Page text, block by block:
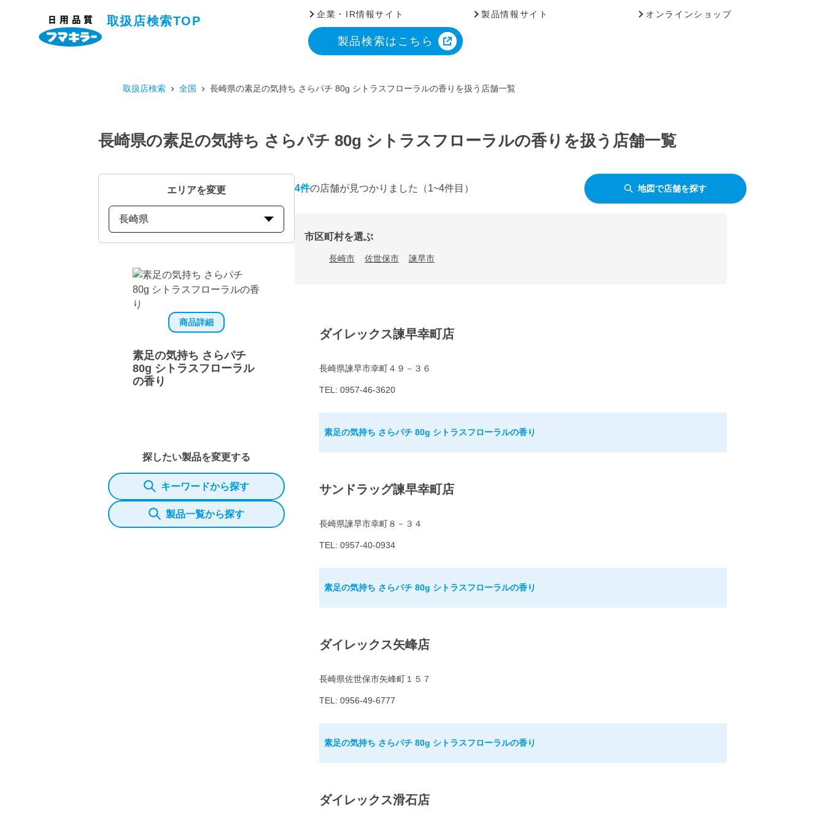
取扱店検索TOP
企業・IR情報サイト 製品情報サイト オンラインショップ
製品検索はこちら
取扱店検索 全国 長崎県の素足の気持ち さらパチ 80g シトラスフローラルの香りを扱う店舗一覧
長崎県の素足の気持ち さらパチ 80g シトラスフローラルの香りを扱う店舗一覧
エリアを変更
長崎県
商品詳細
素足の気持ち さらパチ
80g シトラスフローラル
の香り
探したい製品を変更する
キーワードから探す
製品一覧から探す
4件の店舗が見つかりました （1~4件目） 地図で店舗を探す
市区町村を選ぶ
長崎市 佐世保市 諫早市
ダイレックス諫早幸町店
長崎県諫早市幸町４９－３６
TEL: 0957-46-3620
素足の気持ち さらパチ 80g シトラスフローラルの香り
サンドラッグ諫早幸町店
長崎県諫早市幸町８－３４
TEL: 0957-40-0934
素足の気持ち さらパチ 80g シトラスフローラルの香り
ダイレックス矢峰店
長崎県佐世保市矢峰町１５７
TEL: 0956-49-6777
素足の気持ち さらパチ 80g シトラスフローラルの香り
ダイレックス滑石店